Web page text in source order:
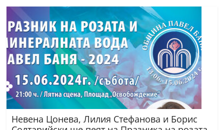
Невена Цонева, Лилия Стефанова и Борис